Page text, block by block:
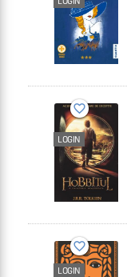
favorite_border
LOGIN
favorite_border
LOGIN